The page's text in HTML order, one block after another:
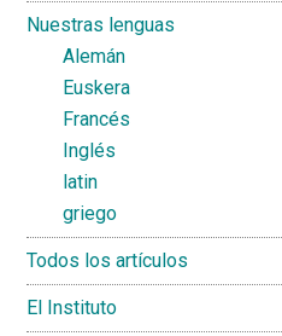
Nuestras lenguas
Alemán
Euskera
Francés
Inglés
latin
griego
Todos los artículos
El Instituto